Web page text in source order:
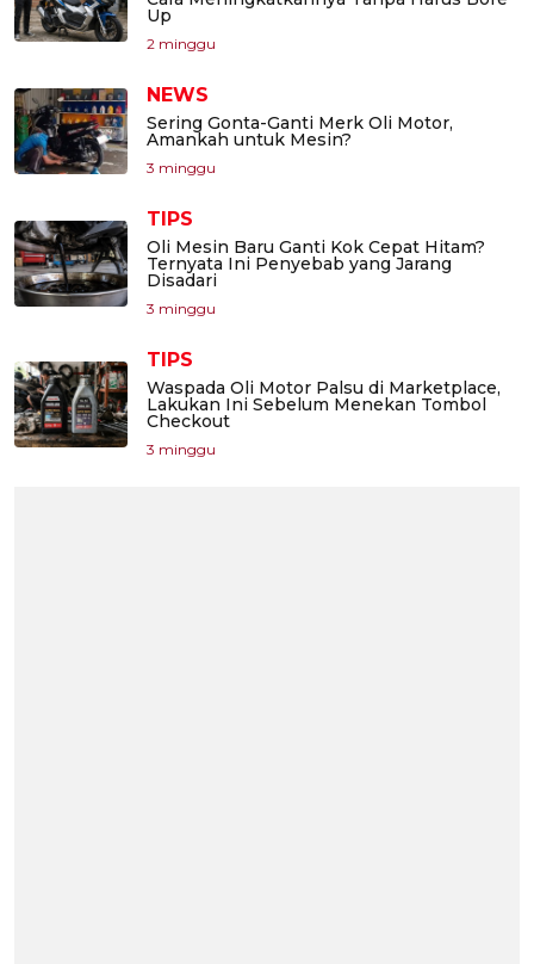
Up
2 minggu
NEWS
Sering Gonta-Ganti Merk Oli Motor,
Amankah untuk Mesin?
3 minggu
TIPS
Oli Mesin Baru Ganti Kok Cepat Hitam?
Ternyata Ini Penyebab yang Jarang
Disadari
3 minggu
TIPS
Waspada Oli Motor Palsu di Marketplace,
Lakukan Ini Sebelum Menekan Tombol
Checkout
3 minggu